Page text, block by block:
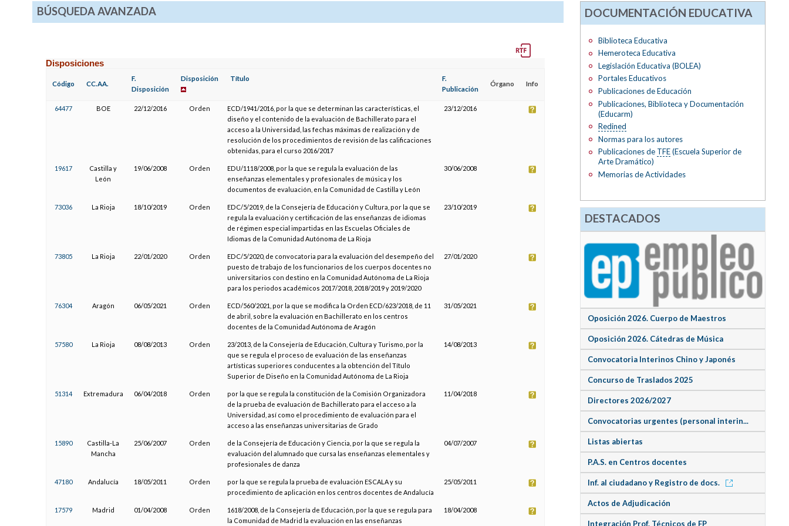
BÚSQUEDA AVANZADA
Disposiciones
Código CC.AA.
F.
Disposición
Disposición Título
F.
Publicación
Órgano Info
64477 BOE 22/12/2016 Orden
ECD/1941/2016, por la que se determinan las características, el
diseño y el contenido de la evaluación de Bachillerato para el
acceso a la Universidad, las fechas máximas de realización y de
resolución de los procedimientos de revisión de las calificaciones
obtenidas, para el curso 2016/2017
23/12/2016
19617
Castilla y
León
19/06/2008 Orden
EDU/1118/2008, por la que se regula la evaluación de las
enseñanzas elementales y profesionales de música y los
documentos de evaluación, en la Comunidad de Castilla y León
30/06/2008
73036 La Rioja 18/10/2019 Orden
EDC/5/2019, de la Consejería de Educación y Cultura, por la que se
regula la evaluación y certificación de las enseñanzas de idiomas
de régimen especial impartidas en las Escuelas Oficiales de
Idiomas de la Comunidad Autónoma de La Rioja
23/10/2019
73805 La Rioja 22/01/2020 Orden
EDC/5/2020, de convocatoria para la evaluación del desempeño del
puesto de trabajo de los funcionarios de los cuerpos docentes no
universitarios con destino en la Comunidad Autónoma de La Rioja
para los periodos académicos 2017/2018, 2018/2019 y 2019/2020
27/01/2020
76304 Aragón 06/05/2021 Orden
ECD/560/2021, por la que se modifica la Orden ECD/623/2018, de 11
de abril, sobre la evaluación en Bachillerato en los centros
docentes de la Comunidad Autónoma de Aragón
31/05/2021
57580 La Rioja 08/08/2013 Orden
23/2013, de la Consejería de Educación, Cultura y Turismo, por la
que se regula el proceso de evaluación de las enseñanzas
artísticas superiores conducentes a la obtención del Título
Superior de Diseño en la Comunidad Autónoma de La Rioja
14/08/2013
51314 Extremadura 06/04/2018 Orden
por la que se regula la constitución de la Comisión Organizadora
de la prueba de evaluación de Bachillerato para el acceso a la
Universidad, así como el procedimiento de evaluación para el
acceso a las enseñanzas universitarias de Grado
11/04/2018
15890
Castilla-La
Mancha
25/06/2007 Orden
de la Consejería de Educación y Ciencia, por la que se regula la
evaluación del alumnado que cursa las enseñanzas elementales y
profesionales de danza
04/07/2007
47180 Andalucía 18/05/2011 Orden
por la que se regula la prueba de evaluación ESCALA y su
procedimiento de aplicación en los centros docentes de Andalucía
25/05/2011
17579 Madrid 01/04/2008 Orden
1618/2008, de la Consejería de Educación, por la que se regula para
la Comunidad de Madrid la evaluación en las enseñanzas
18/04/2008
DOCUMENTACIÓN EDUCATIVA
Biblioteca Educativa
Hemeroteca Educativa
Legislación Educativa (BOLEA)
Portales Educativos
Publicaciones de Educación
Publicaciones, Biblioteca y Documentación
(Educarm)
Redined
Normas para los autores
Publicaciones de TFE(Escuela Superior de
Arte Dramático)
Memorias de Actividades
DESTACADOS
Oposición 2026. Cuerpo de Maestros
Oposición 2026. Cátedras de Música
Convocatoria Interinos Chino y Japonés
Concurso de Traslados 2025
Directores 2026/2027
Convocatorias urgentes (personal interin...
Listas abiertas
P.A.S. en Centros docentes
Inf. al ciudadano y Registro de docs.
Actos de Adjudicación
Integración Prof. Técnicos de FP